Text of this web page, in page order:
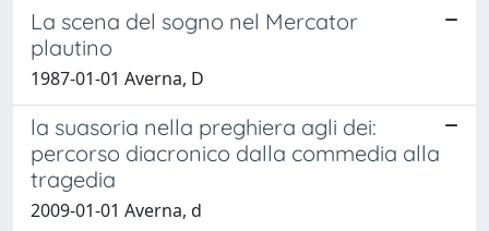
La scena del sogno nel Mercator
plautino
1987-01-01 Averna, D
la suasoria nella preghiera agli dei:
percorso diacronico dalla commedia alla
tragedia
2009-01-01 Averna, d